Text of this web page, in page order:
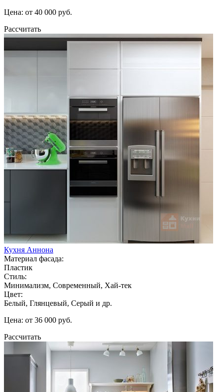
Цена: от 40 000 руб.
Рассчитать
Кухня Аннона
Материал фасада:
Пластик
Стиль:
Минимализм, Современный, Хай-тек
Цвет:
Белый, Глянцевый, Серый и др.
Цена: от 36 000 руб.
Рассчитать